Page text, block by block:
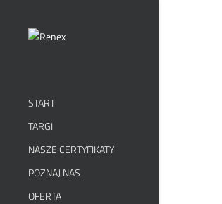
START
TARGI
NASZE CERTYFIKATY
POZNAJ NAS
OFERTA